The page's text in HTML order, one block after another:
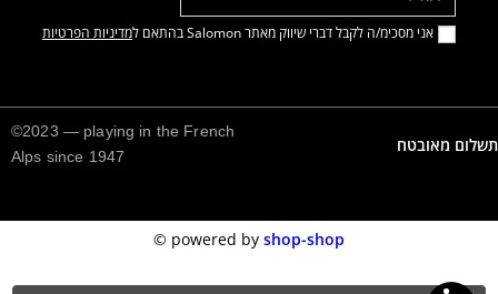
אני מסכימ/ה לקבל דברי שיווק מאתר Salomon בהתאם ל מדיניות הפרטיות
תשלום מאובטח
©2023 — playing in the French
Alps since 1947
powered by shop-shop
©️